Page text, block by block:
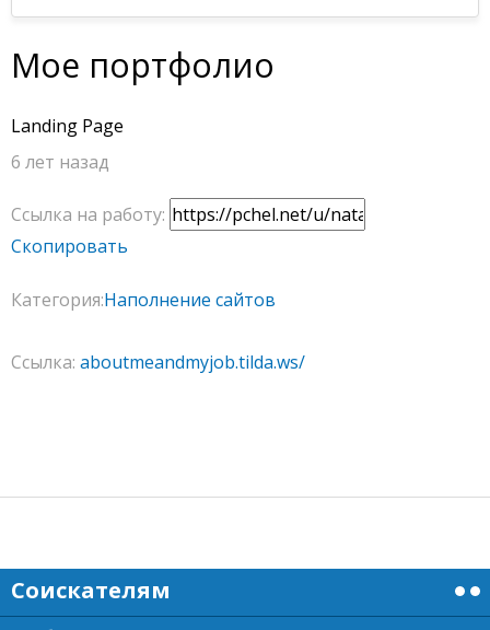
Мое портфолио
Landing Page
6 лет назад
Ссылка на работу:
Скопировать
Категория:Наполнение сайтов
Ссылка: aboutmeandmyjob.tilda.ws/
Соискателям